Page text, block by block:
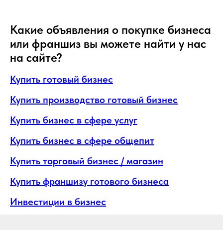
Какие объявления о покупке бизнеса
или франшиз вы можете найти у нас
на сайте?
Купить готовый бизнес
Купить производство готовый бизнес
Купить бизнес в сфере услуг
Купить бизнес в сфере общепит
Купить торговый бизнес / магазин
Купить франшизу готового бизнеса
Инвестиции в бизнес